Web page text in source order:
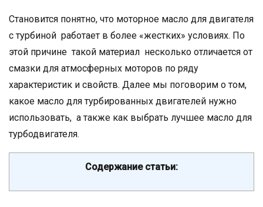
Становится понятно, что моторное масло для двигателя
с турбиной работает в более «жестких» условиях. По
этой причине такой материал несколько отличается от
смазки для атмосферных моторов по ряду
характеристик и свойств. Далее мы поговорим о том,
какое масло для турбированных двигателей нужно
использовать, а также как выбрать лучшее масло для
турбодвигателя.
Содержание статьи: